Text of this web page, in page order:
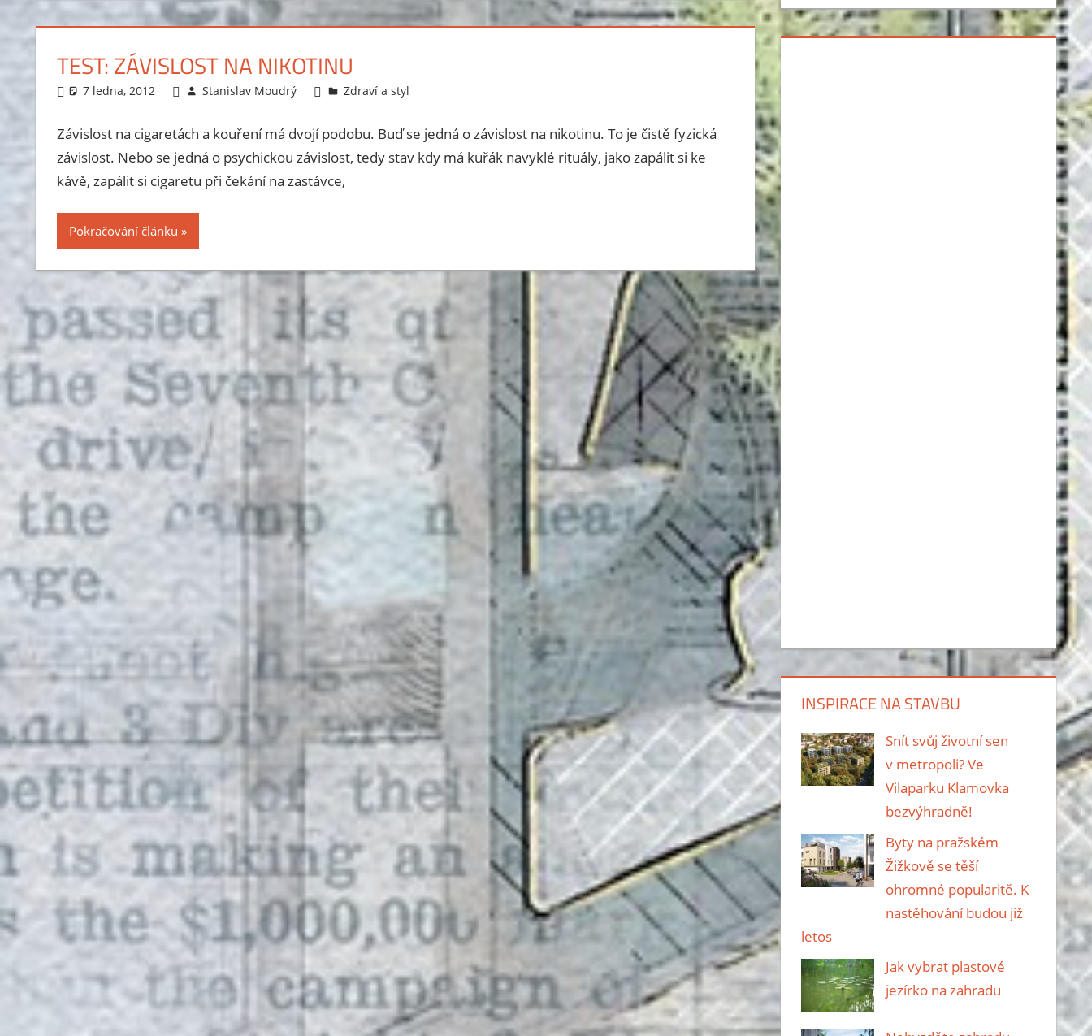
TEST: ZÁVISLOST NA NIKOTINU
7 ledna, 2012 Stanislav Moudrý Zdraví a styl
Závislost na cigaretách a kouření má dvojí podobu. Buď se jedná o závislost na nikotinu. To je čistě fyzická
závislost. Nebo se jedná o psychickou závislost, tedy stav kdy má kuřák navyklé rituály, jako zapálit si ke
kávě, zapálit si cigaretu při čekání na zastávce,
Pokračování článku
INSPIRACE NA STAVBU
Snít svůj životní sen
v metropoli? Ve
Vilaparku Klamovka
bezvýhradně!
Byty na pražském
Žižkově se těší
ohromné popularitě. K
nastěhování budou již
letos
Jak vybrat plastové
jezírko na zahradu